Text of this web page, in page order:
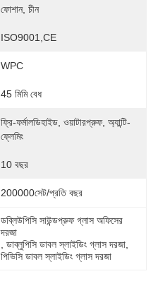
ফোশান, চীন
ISO9001,CE
WPC
45 মিমি বেধ
ফ্রি-ফর্মালডিহাইড, ওয়াটারপ্রুফ, অ্যান্টি-
ফ্লেমিং
10 বছর
200000সেট/প্রতি বছর
ডব্লিউপিসি সাউন্ডপ্রুফ গ্লাস অফিসের
দরজা
ডাব্লুপিসি ডাবল স্লাইডিং গ্লাস দরজা
পিভিসি ডাবল স্লাইডিং গ্লাস দরজা